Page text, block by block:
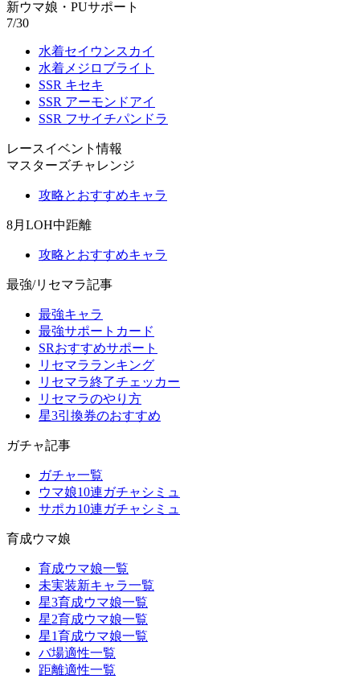
新ウマ娘・PUサポート
7/30
水着セイウンスカイ
水着メジロブライト
SSR キセキ
SSR アーモンドアイ
SSR フサイチパンドラ
レースイベント情報
マスターズチャレンジ
攻略とおすすめキャラ
8月LOH中距離
攻略とおすすめキャラ
最強/リセマラ記事
最強キャラ
最強サポートカード
SRおすすめサポート
リセマラランキング
リセマラ終了チェッカー
リセマラのやり方
星3引換券のおすすめ
ガチャ記事
ガチャ一覧
ウマ娘10連ガチャシミュ
サポカ10連ガチャシミュ
育成ウマ娘
育成ウマ娘一覧
未実装新キャラ一覧
星3育成ウマ娘一覧
星2育成ウマ娘一覧
星1育成ウマ娘一覧
バ場適性一覧
距離適性一覧